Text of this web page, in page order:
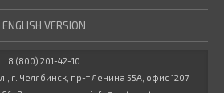
СТАТЬИ
ДОКУМЕНТЫ
МАРОЧНИК СТАЛЕЙ
МЕТАЛЛУРГА
ENGLISH VERSION
8 (800) 201-42-10
г. Челябинск, пр-т Ленина 55А, офис 1207